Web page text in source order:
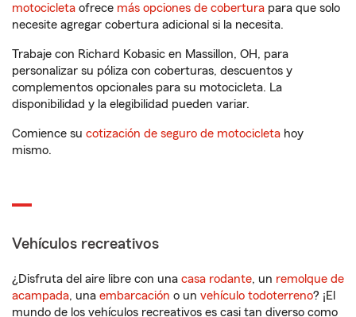
motocicleta ofrece más opciones de cobertura para que solo
necesite agregar cobertura adicional si la necesita.
Trabaje con Richard Kobasic en Massillon, OH, para
personalizar su póliza con coberturas, descuentos y
complementos opcionales para su motocicleta. La
disponibilidad y la elegibilidad pueden variar.
Comience su cotización de seguro de motocicleta hoy
mismo.
Vehículos recreativos
¿Disfruta del aire libre con una casa rodante, un remolque de
acampada, una embarcación o un vehículo todoterreno? ¡El
mundo de los vehículos recreativos es casi tan diverso como